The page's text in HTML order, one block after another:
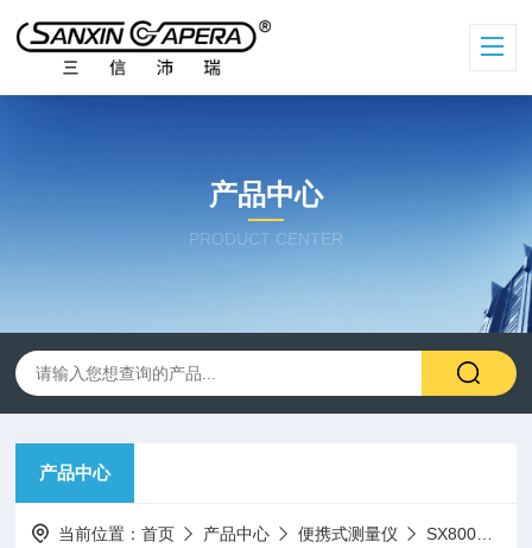
产品中心
PRODUCT CENTER
产品中心
当前位置：首页 产品中心 便携式测量仪 SX800系列便携式测量仪